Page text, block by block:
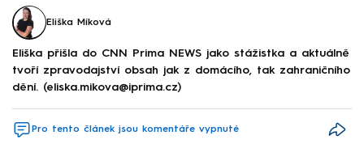
Eliška Míková
Eliška přišla do CNN Prima NEWS jako stážistka a aktuálně
tvoří zpravodajství obsah jak z domácího, tak zahraničního
dění. (eliska.mikova@iprima.cz)
Pro tento článek jsou komentáře vypnuté